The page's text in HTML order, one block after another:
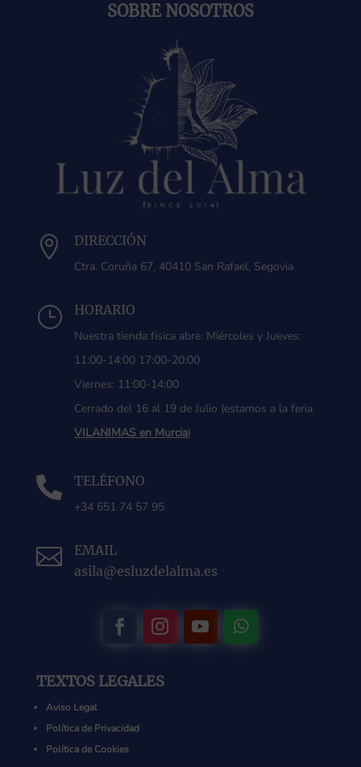
SOBRE NOSOTROS
 DIRECCIÓN
Ctra. Coruña 67, 40410 San Rafael, Segovia
} HORARIO
Nuestra tienda física abre: Miércoles y Jueves:
11:00-14:00 17:00-20:00
Viernes: 11:00-14:00
Cerrado del 16 al 19 de Julio (estamos a la feria
VILANIMAS en Murcia)
 TELÉFONO
+34 651 74 57 95

EMAIL
asila@esluzdelalma.es
TEXTOS LEGALES
Aviso Legal
Política de Privacidad
Política de Cookies